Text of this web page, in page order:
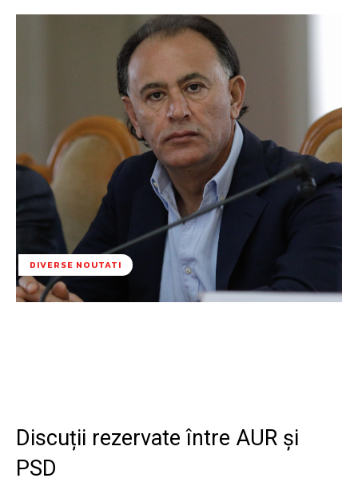
DIVERSE NOUTATI
Discuții rezervate între AUR și
PSD